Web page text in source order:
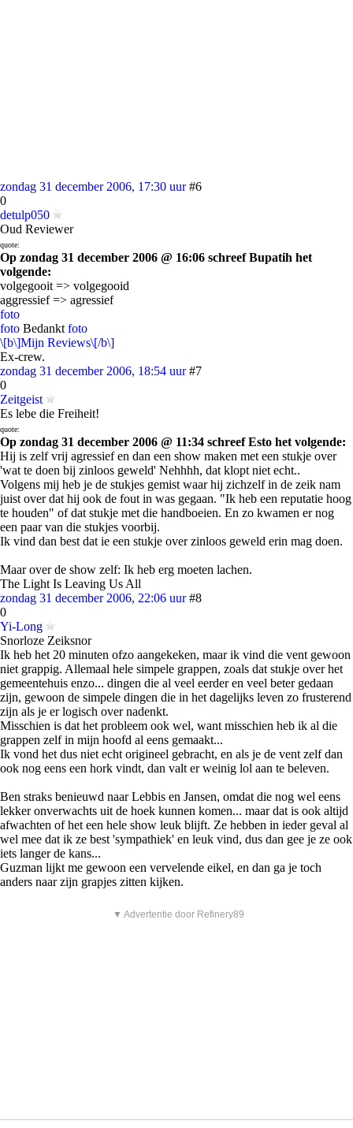
zondag 31 december 2006, 17:30 uur #6
0
detulp050
Oud Reviewer
quote:
Op zondag 31 december 2006 @ 16:06 schreef Bupatih het
volgende:
volgegooit => volgegooid
aggressief => agressief
foto
foto Bedankt foto
\[b\]Mijn Reviews\[/b\]
Ex-crew.
zondag 31 december 2006, 18:54 uur #7
0
Zeitgeist
Es lebe die Freiheit!
quote:
Op zondag 31 december 2006 @ 11:34 schreef Esto het volgende:
Hij is zelf vrij agressief en dan een show maken met een stukje over
'wat te doen bij zinloos geweld' Nehhhh, dat klopt niet echt..
Volgens mij heb je de stukjes gemist waar hij zichzelf in de zeik nam
juist over dat hij ook de fout in was gegaan. "Ik heb een reputatie hoog
te houden" of dat stukje met die handboeien. En zo kwamen er nog
een paar van die stukjes voorbij.
Ik vind dan best dat ie een stukje over zinloos geweld erin mag doen.
Maar over de show zelf: Ik heb erg moeten lachen.
The Light Is Leaving Us All
zondag 31 december 2006, 22:06 uur #8
0
Yi-Long
Snorloze Zeiksnor
Ik heb het 20 minuten ofzo aangekeken, maar ik vind die vent gewoon
niet grappig. Allemaal hele simpele grappen, zoals dat stukje over het
gemeentehuis enzo... dingen die al veel eerder en veel beter gedaan
zijn, gewoon de simpele dingen die in het dagelijks leven zo frusterend
zijn als je er logisch over nadenkt.
Misschien is dat het probleem ook wel, want misschien heb ik al die
grappen zelf in mijn hoofd al eens gemaakt...
Ik vond het dus niet echt origineel gebracht, en als je de vent zelf dan
ook nog eens een hork vindt, dan valt er weinig lol aan te beleven.
Ben straks benieuwd naar Lebbis en Jansen, omdat die nog wel eens
lekker onverwachts uit de hoek kunnen komen... maar dat is ook altijd
afwachten of het een hele show leuk blijft. Ze hebben in ieder geval al
wel mee dat ik ze best 'sympathiek' en leuk vind, dus dan gee je ze ook
iets langer de kans...
Guzman lijkt me gewoon een vervelende eikel, en dan ga je toch
anders naar zijn grapjes zitten kijken.
▼ Advertentie door Refinery89